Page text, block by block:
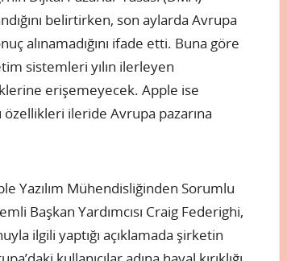
belirtirken, son aylarda Avrupa
alınamadığını ifade etti. Buna göre
sistemleri yılın ilerleyen
erişemeyecek. Apple ise
ileride Avrupa pazarına
Yazılım Mühendisliğinden Sorumlu
Başkan Yardımcısı Craig Federighi,
ilgili yaptığı açıklamada şirketin